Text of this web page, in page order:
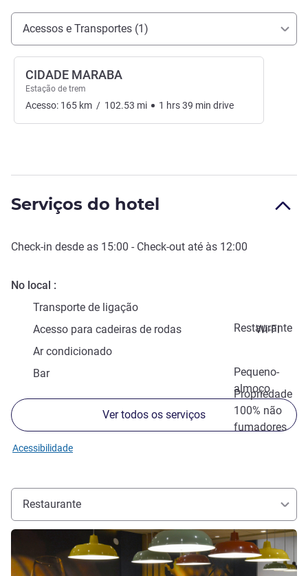
Acesso e transporte
Acessos e Transportes (1)
CIDADE MARABA
Estação de trem
Acesso: 165 km / 102.53 mi 1 hrs39 min drive
Serviços do hotel
Check-in desde as 15:00 - Check-out até às 12:00
No local
Transporte de ligação
Restaurante
Acesso para cadeiras de rodas
Wi-Fi
Ar condicionado
Pequeno-
almoço
Bar
Propriedade
100% não
fumadores
Ver todos os serviços
Acessibilidade
Restaurante
Ver detalhes